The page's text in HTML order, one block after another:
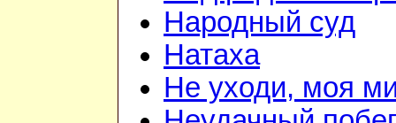
Народный суд
Натаха
Не уходи, моя